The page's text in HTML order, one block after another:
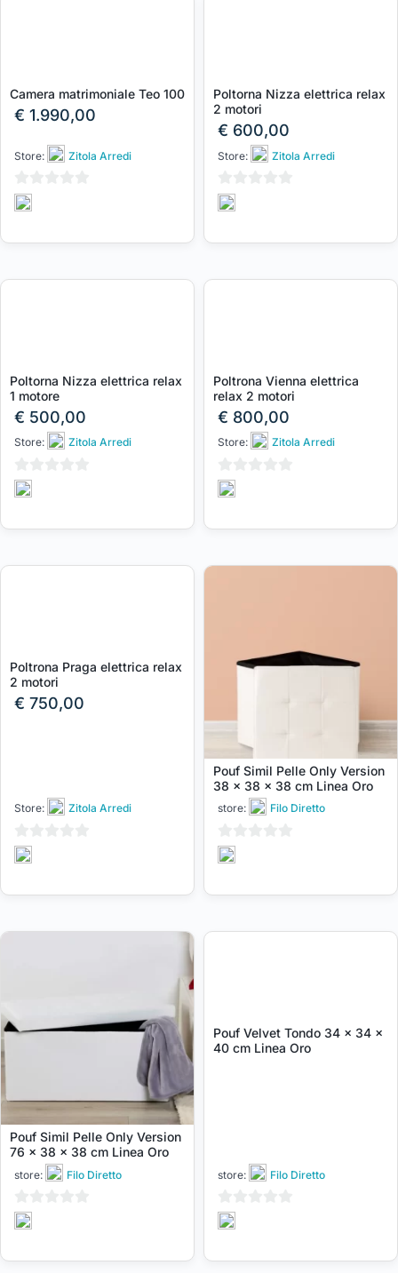
Camera matrimoniale Teo 100
€ 1.990,00
Store: Zitola Arredi
0
5
Poltorna Nizza elettrica relax
2 motori
€ 600,00
Store: Zitola Arredi
0
5
Poltorna Nizza elettrica relax
1 motore
€ 500,00
Store: Zitola Arredi
0
5
Poltrona Vienna elettrica
relax 2 motori
€ 800,00
Store: Zitola Arredi
0
5
Poltrona Praga elettrica relax
2 motori
€ 750,00
Store: Zitola Arredi
0
5
Pouf Simil Pelle Only Version
38 x 38 x 38 cm Linea Oro
store: Filo Diretto
0
5
Pouf Simil Pelle Only Version
76 x 38 x 38 cm Linea Oro
store: Filo Diretto
0
5
Pouf Velvet Tondo 34 x 34 x
40 cm Linea Oro
store: Filo Diretto
0
5